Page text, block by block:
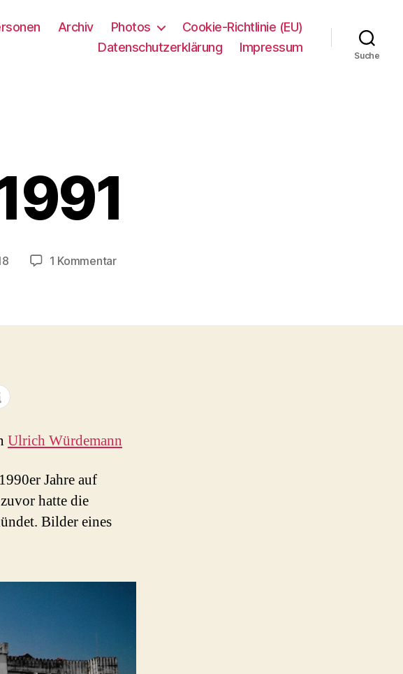
Archiv Photos
Cookie-Richtlinie (EU)
Datenschutzerklärung
Impressum
Suche
1 Kommentarzu
Ulrich Würdemann
Jahre auf
hatte die
Bilder eines